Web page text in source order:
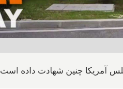
آمریکا چنین شهادت داده است